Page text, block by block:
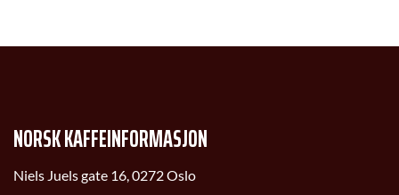
NORSK KAFFEINFORMASJON
Niels Juels gate 16, 0272 Oslo